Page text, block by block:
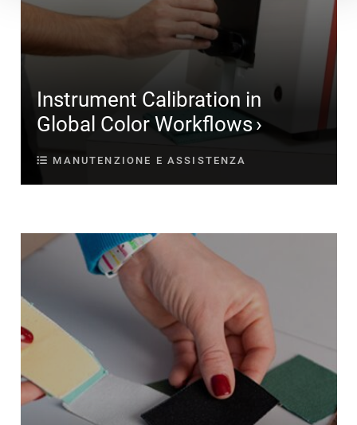
Instrument Calibration in
Global Color Workflows
MANUTENZIONE E ASSISTENZA